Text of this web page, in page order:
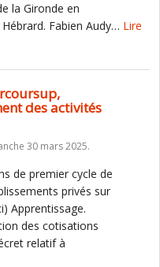
la Gironde en
Fabien Audy… Lire
des activités
30 mars 2025.
de premier cycle de
privés sur
Apprentissage.
des cotisations
relatif à